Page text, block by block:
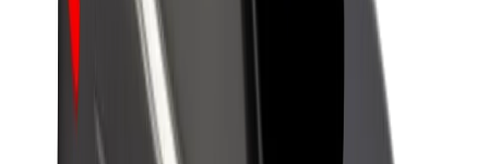
Bolt haqqında
Bolt-da davamlılıq
Project Zero